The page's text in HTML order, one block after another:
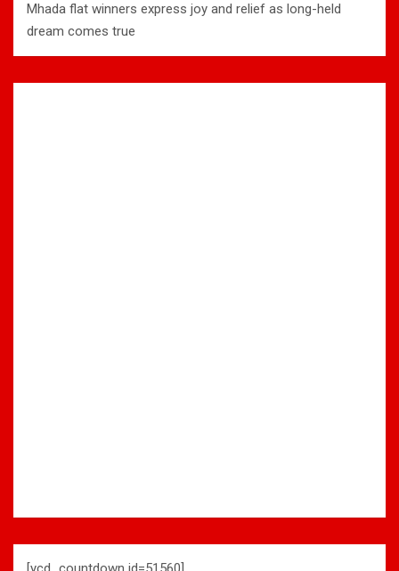
Mhada flat winners express joy and relief as long-held
dream comes true